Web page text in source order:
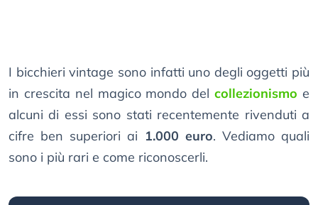
I bicchieri vintage sono infatti uno degli oggetti più
in crescita nel magico mondo delcollezionismo e
alcuni di essi sono stati recentemente rivenduti a
cifre ben superiori ai 1.000 euro. Vediamo quali
sono i più rari e come riconoscerli.